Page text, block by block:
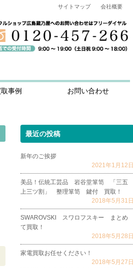
サイトマップ 会社概要
事例 お問い合わせ
最近の投稿
新年のご挨拶
2021年1月12日
美品！伝統工芸品 岩谷堂箪笥 「三五
上三ツ割」 整理箪笥 鍵付 買取！
2018年5月31日
SWAROVSKI スワロフスキー まとめ
て買取！
2018年5月28日
家電買取お任せください！
2018年5月27日